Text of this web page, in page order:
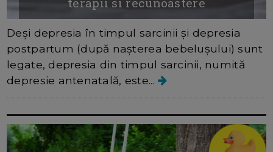
Deși depresia în timpul sarcinii și depresia
postpartum (după nașterea bebelușului) sunt
legate, depresia din timpul sarcinii, numită
depresie antenatală, este...